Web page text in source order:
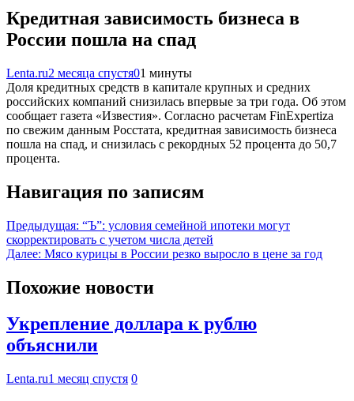
Кредитная зависимость бизнеса в
России пошла на спад
Lenta.ru2 месяца спустя01 минуты
Доля кредитных средств в капитале крупных и средних
российских компаний снизилась впервые за три года. Об этом
сообщает газета «Известия». Согласно расчетам FinExpertiza
по свежим данным Росстата, кредитная зависимость бизнеса
пошла на спад, и снизилась с рекордных 52 процента до 50,7
процента.
Навигация по записям
Предыдущая: “Ъ”: условия семейной ипотеки могут
скорректировать с учетом числа детей
Далее: Мясо курицы в России резко выросло в цене за год
Похожие новости
Укрепление доллара к рублю
объяснили
Lenta.ru1 месяц спустя 0